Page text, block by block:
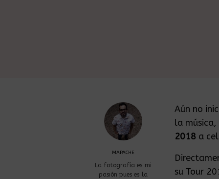
MAPACHE
La fotografía es mi
pasión pues es la
Aún no
la
2018 a
su Tour